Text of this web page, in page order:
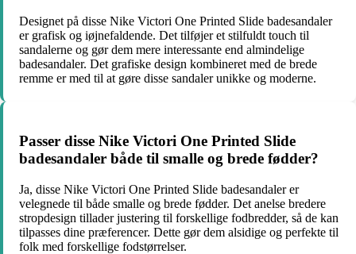
Designet på disse Nike Victori One Printed Slide badesandaler
er grafisk og iøjnefaldende. Det tilføjer et stilfuldt touch til
sandalerne og gør dem mere interessante end almindelige
badesandaler. Det grafiske design kombineret med de brede
remme er med til at gøre disse sandaler unikke og moderne.
Passer disse Nike Victori One Printed Slide
badesandaler både til smalle og brede fødder?
Ja, disse Nike Victori One Printed Slide badesandaler er
velegnede til både smalle og brede fødder. Det anelse bredere
stropdesign tillader justering til forskellige fodbredder, så de kan
tilpasses dine præferencer. Dette gør dem alsidige og perfekte til
folk med forskellige fodstørrelser.